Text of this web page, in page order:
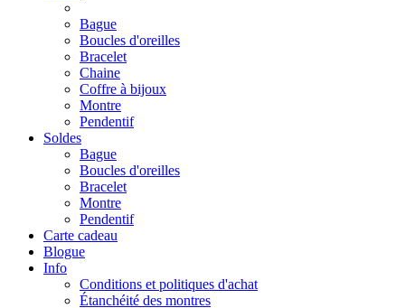
Bague
Boucles d'oreilles
Bracelet
Chaine
Coffre à bijoux
Montre
Pendentif
Soldes
Bague
Boucles d'oreilles
Bracelet
Montre
Pendentif
Carte cadeau
Blogue
Info
Conditions et politiques d'achat
Étanchéité des montres